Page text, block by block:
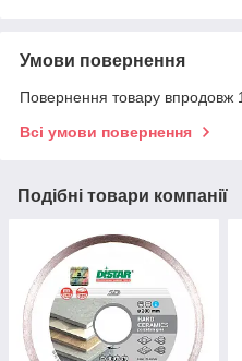
Умови повернення
Повернення товару впродовж
Всі умови повернення
Подібні товари компанії